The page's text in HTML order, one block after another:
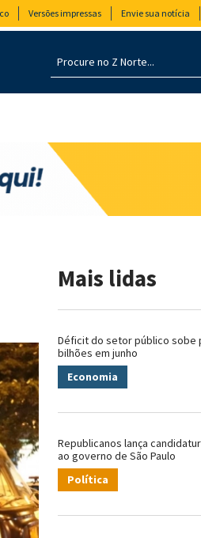
Versões impressas Envie sua notícia
Mais lidas
Déficit do setor público sobe
bilhões em junho
Economia
Republicanos lança
ao governo de São Paulo
Política